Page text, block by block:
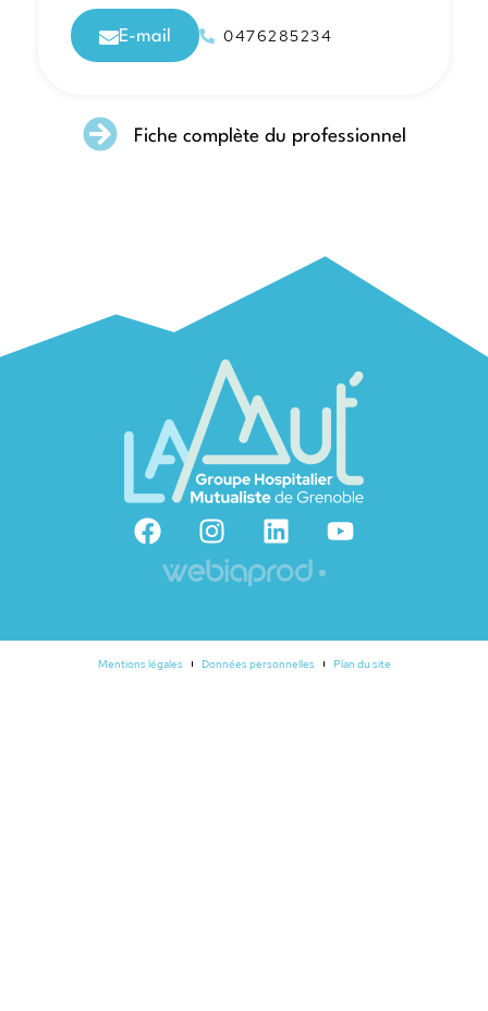
E-mail 0476285234
Fiche complète du professionnel
Mentions légales Données personnelles Plan du site